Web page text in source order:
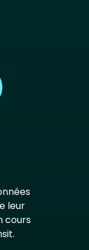
leur
cours